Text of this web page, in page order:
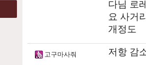
: 레벨
피 골렘 1 : 레벨당
화염 골렘
: 레벨
다님 로
요 사거
개정도
고구마사줘 저항 감